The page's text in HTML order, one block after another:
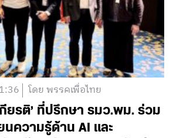
โดย พรรคเพื่อไทย
ยรติ’ ที่ปรึกษา รมว.พม. ร่วม
นความรู้ด้าน AI และ